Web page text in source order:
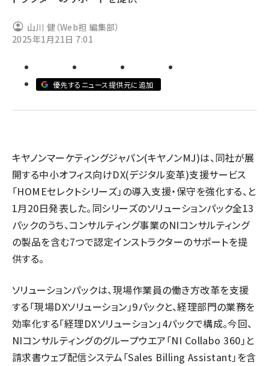
note (2312)
z世代 (1622)
山川 健（Web担 編集部）
2025年1月21日 7:01
優先するニュース提供元に追加
キヤノンマーケティングジャパン(キヤノンMJ)は、同社が展
開する中小オフィス向けDX(デジタル変革)支援サービス
「HOMEセレクトシリーズ」の導入支援・保守を強化する、と
1月20日発表した。同シリーズのソリューションパック全13
パックのうち、コンサルティング事業のNIコンサルティング
の製品を含む7つで認定インストラクターのサポートを提
供する。
ソリューションパックは、現場作業員の働き方改革を支援
する「現場DXソリューション」9パックと、経理部門の業務を
効率化する「経理DXソリューション」4パックで構成。今回、
NIコンサルティングのグループウエア「NI Collabo 360」と
請求書ウェブ配信システム「Sales Billing Assistant」を含